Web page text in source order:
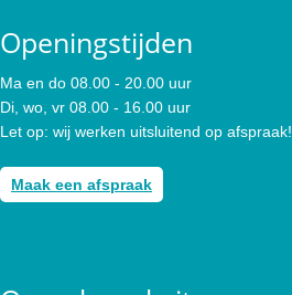
Openingstijden
Ma en do 08.00 - 20.00 uur
Di, wo, vr 08.00 - 16.00 uur
Let op: wij werken uitsluitend op afspraak!
Maak een afspraak